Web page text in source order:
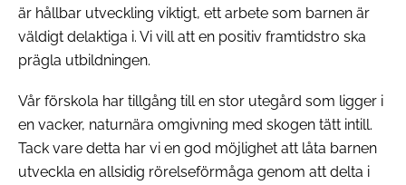
är hållbar utveckling viktigt, ett arbete som barnen är
väldigt delaktiga i. Vi vill att en positiv framtidstro ska
prägla utbildningen.
Vår förskola har tillgång till en stor utegård som ligger i
en vacker, naturnära omgivning med skogen tätt intill.
Tack vare detta har vi en god möjlighet att låta barnen
utveckla en allsidig rörelseförmåga genom att delta i